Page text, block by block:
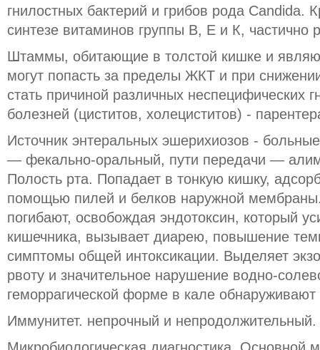
гнилостных бактерий и грибов рода Candida.
синтезе витаминов группы В, Е и К, частично
Штаммы, обитающие в толстой кишке и
могут попасть за пределы ЖКТ и при
стать причиной различных неспецифических
болезней (циститов, холециститов) -
Источник энтеральных эшерихиозов -
— фекально-оральный, пути передачи —
Полость рта. Попадает в тонкую кишку,
помощью пилей и белков наружной
погибают, освобождая эндотоксин, который
кишечника, вызывает диарею, повышение
симптомы общей интоксикации. Выделяет
рвоту и значительное нарушение водно-
геморрагической форме в кале обнаруживают
Иммунитет. непрочный и непродолжительный.